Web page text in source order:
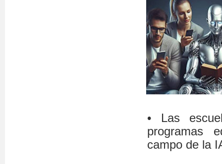
• Las
programas
campo de la